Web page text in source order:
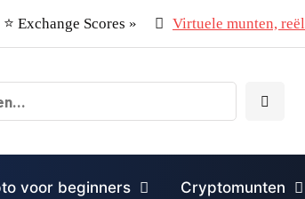
⭐ Exchange Scores » Virtuele munten,
voor beginners Cryptomunten